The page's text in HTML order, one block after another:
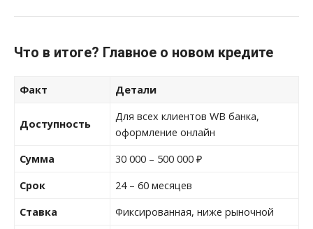
Что в итоге? Главное о новом кредите
Факт Детали
Доступность
Для всех клиентов WB банка,
оформление онлайн
Сумма
30 000 – 500 000 ₽
Срок
24 – 60 месяцев
Ставка
Фиксированная, ниже рыночной